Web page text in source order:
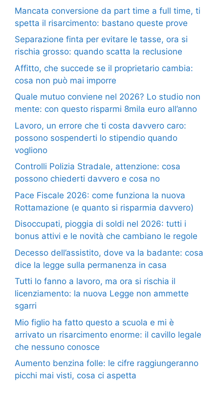
Mancata conversione da part time a full time, ti
spetta il risarcimento: bastano queste prove
Separazione finta per evitare le tasse, ora si
rischia grosso: quando scatta la reclusione
Affitto, che succede se il proprietario cambia:
cosa non può mai imporre
Quale mutuo conviene nel 2026? Lo studio non
mente: con questo risparmi 8mila euro all’anno
Lavoro, un errore che ti costa davvero caro:
possono sospenderti lo stipendio quando
vogliono
Controlli Polizia Stradale, attenzione: cosa
possono chiederti davvero e cosa no
Pace Fiscale 2026: come funziona la nuova
Rottamazione (e quanto si risparmia davvero)
Disoccupati, pioggia di soldi nel 2026: tutti i
bonus attivi e le novità che cambiano le regole
Decesso dell’assistito, dove va la badante: cosa
dice la legge sulla permanenza in casa
Tutti lo fanno a lavoro, ma ora si rischia il
licenziamento: la nuova Legge non ammette
sgarri
Mio figlio ha fatto questo a scuola e mi è
arrivato un risarcimento enorme: il cavillo legale
che nessuno conosce
Aumento benzina folle: le cifre raggiungeranno
picchi mai visti, cosa ci aspetta